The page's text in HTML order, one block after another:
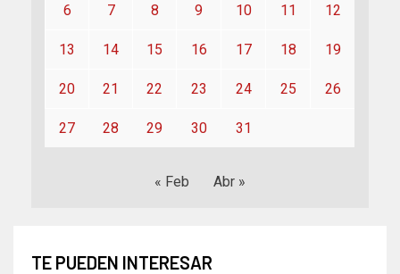
6 7 8 9 10 11 12
13 14 15 16 17 18 19
20 21 22 23 24 25 26
27 28 29 30 31
« Feb Abr »
TE PUEDEN INTERESAR